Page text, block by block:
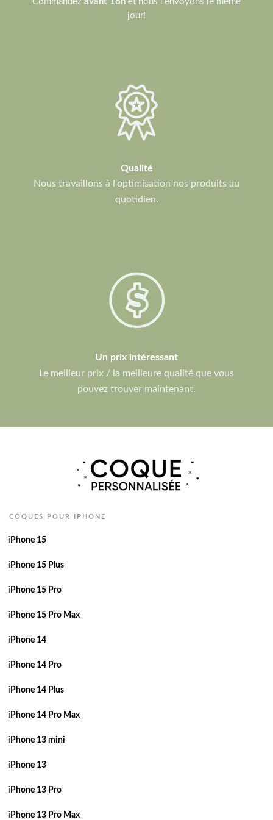
jour!
Qualité
Nous travaillons à l'optimisation nos produits au
quotidien.
Un prix intéressant
Le meilleur prix / la meilleure qualité que vous
pouvez trouver maintenant.
COQUES POUR IPHONE
iPhone 15
iPhone 15 Plus
iPhone 15 Pro
iPhone 15 Pro Max
iPhone 14
iPhone 14 Pro
iPhone 14 Plus
iPhone 14 Pro Max
iPhone 13 mini
iPhone 13
iPhone 13 Pro
iPhone 13 Pro Max